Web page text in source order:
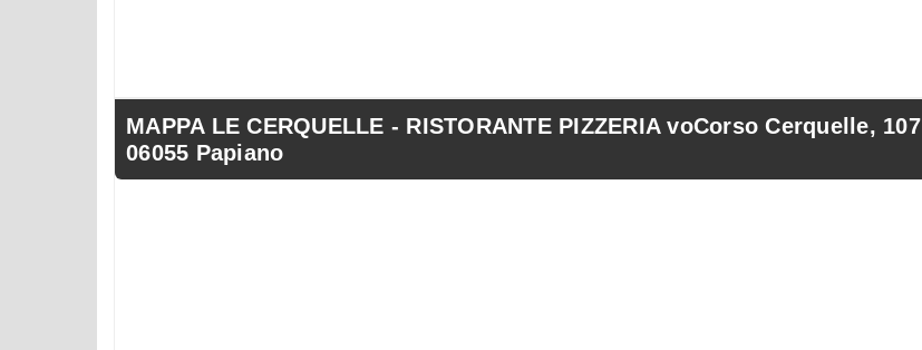
MAPPA LE CERQUELLE - RISTORANTE PIZZERIA voCorso Cerquelle, 107
06055 Papiano